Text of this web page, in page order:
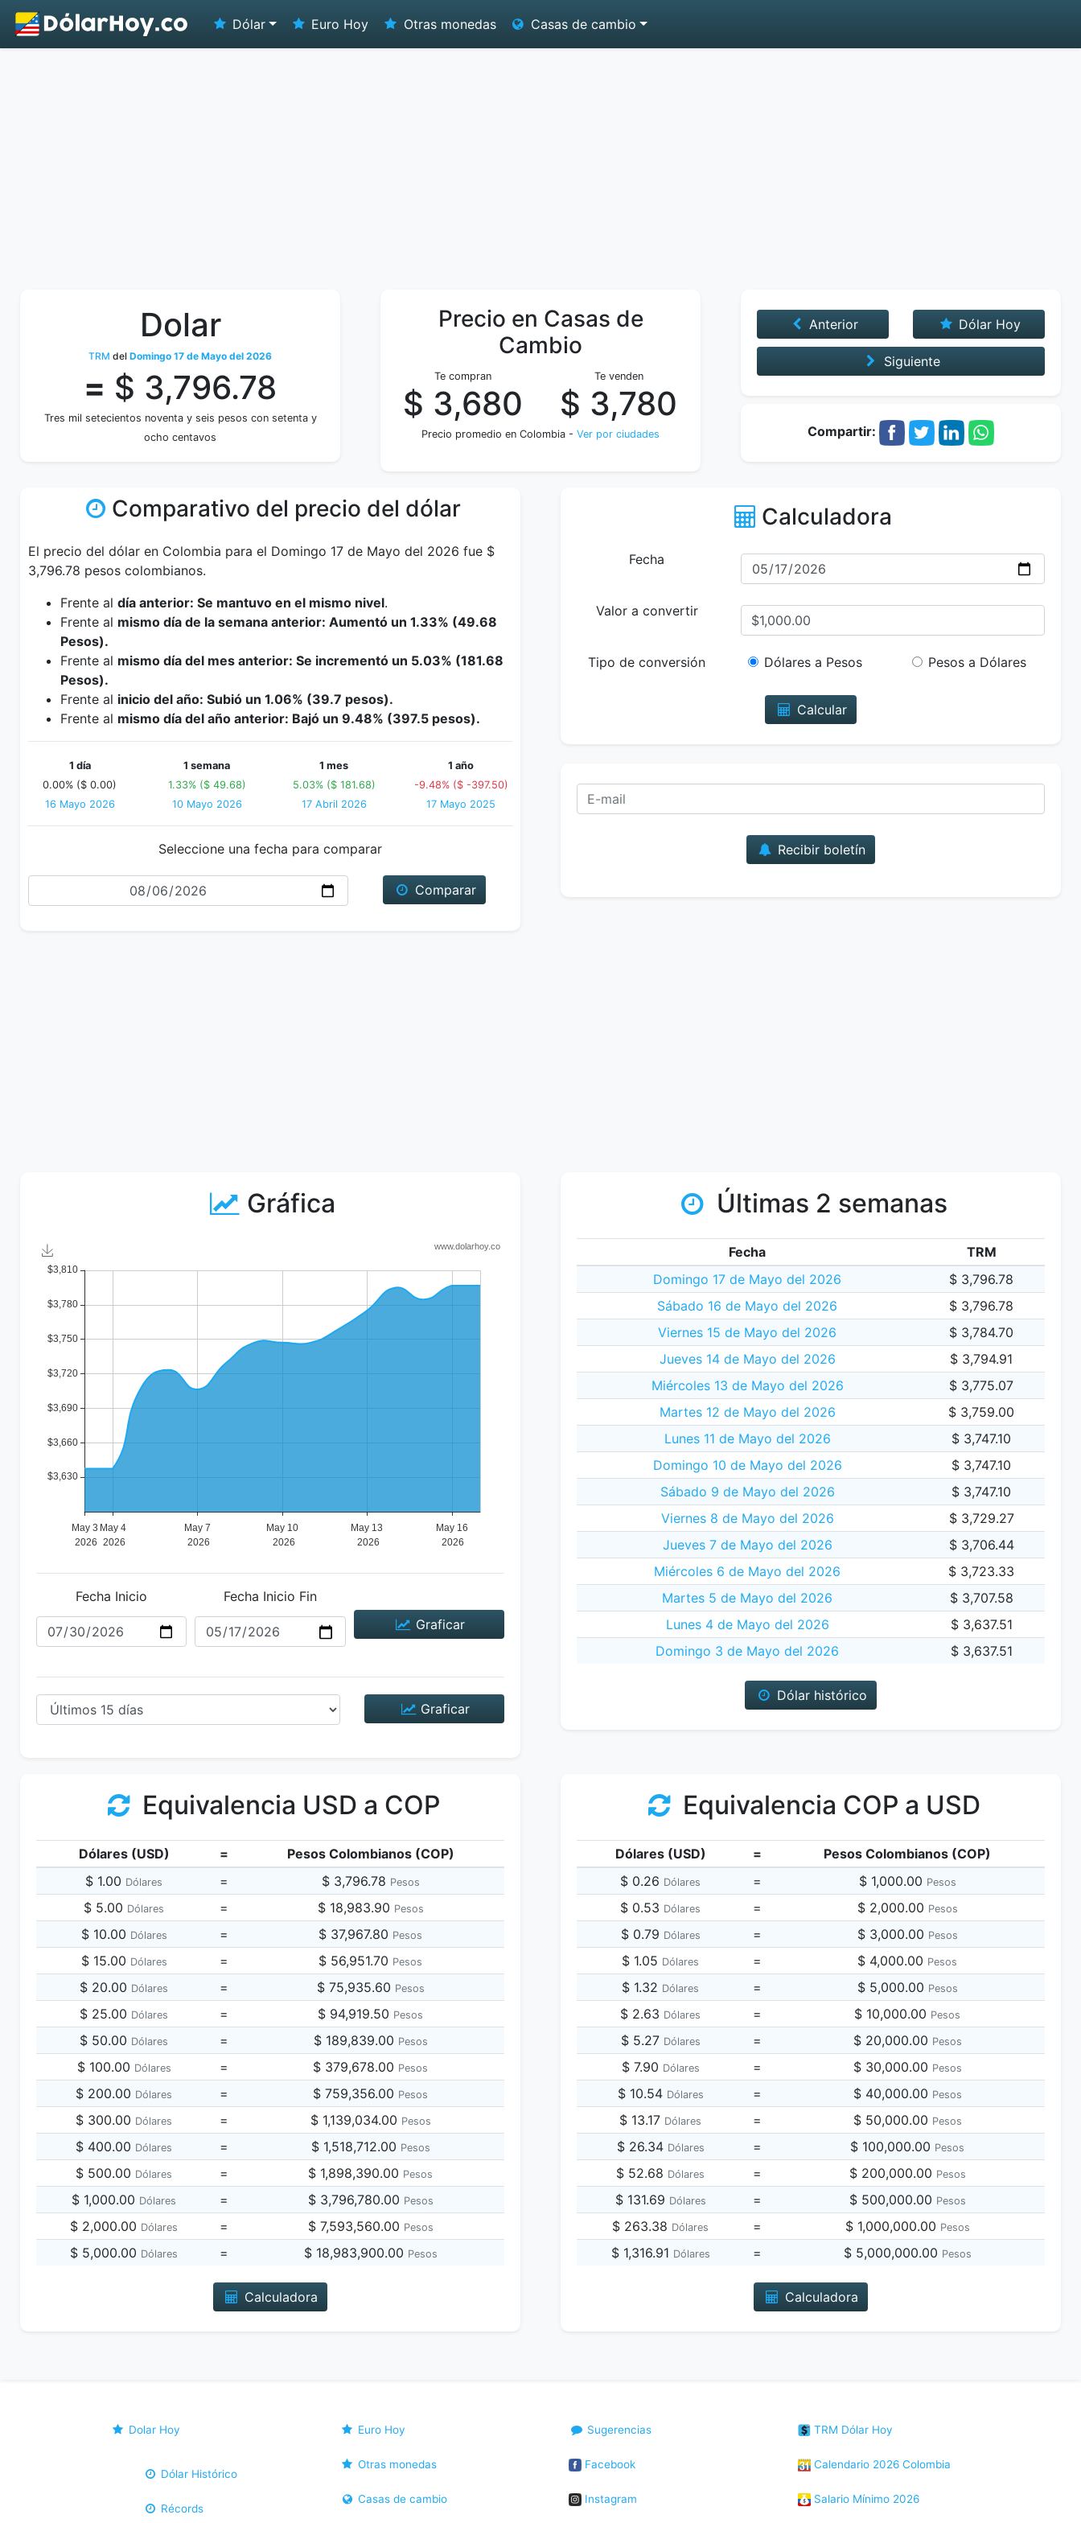
Dólar Euro Hoy Otras monedas Casas de cambio
Dolar
TRM del Domingo 17 de Mayo del 2026
= $ 3,796.78
Tres mil setecientos noventa y seis pesos con setenta y
ocho centavos
Precio en Casas de
Cambio
Te compran
$ 3,680
Te venden
$ 3,780
Precio promedio en Colombia - Ver por ciudades
Anterior Dólar Hoy
Siguiente
Compartir:
Comparativo del precio del dólar
El precio del dólar en Colombia para el Domingo 17 de Mayo del 2026 fue $
3,796.78 pesos colombianos.
Frente al día anterior: Se mantuvo en el mismo nivel.
Frente al mismo día de la semana anterior: Aumentó un 1.33% (49.68
Pesos).
Frente al mismo día del mes anterior: Se incrementó un 5.03% (181.68
Pesos).
Frente al inicio del año: Subió un 1.06% (39.7 pesos).
Frente al mismo día del año anterior: Bajó un 9.48% (397.5 pesos).
1 día
0.00% ($ 0.00)
16 Mayo 2026
1 semana
1.33% ($ 49.68)
10 Mayo 2026
1 mes
5.03% ($ 181.68)
17 Abril 2026
1 año
-9.48% ($ -397.50)
17 Mayo 2025
Seleccione una fecha para comparar
Fecha
Comparar
Calculadora
Fecha
Valor a convertir
Tipo de conversión Dólares a Pesos Pesos a Dólares
Calcular
Recibir boletín
Gráfica
Fecha Inicio
Fecha Inicio Fin
Graficar
Graficar
Últimas 2 semanas
Fecha
TRM
Domingo 17 de Mayo del 2026
$ 3,796.78
Sábado 16 de Mayo del 2026
$ 3,796.78
Viernes 15 de Mayo del 2026
$ 3,784.70
Jueves 14 de Mayo del 2026
$ 3,794.91
Miércoles 13 de Mayo del 2026
$ 3,775.07
Martes 12 de Mayo del 2026
$ 3,759.00
Lunes 11 de Mayo del 2026
$ 3,747.10
Domingo 10 de Mayo del 2026
$ 3,747.10
Sábado 9 de Mayo del 2026
$ 3,747.10
Viernes 8 de Mayo del 2026
$ 3,729.27
Jueves 7 de Mayo del 2026
$ 3,706.44
Miércoles 6 de Mayo del 2026
$ 3,723.33
Martes 5 de Mayo del 2026
$ 3,707.58
Lunes 4 de Mayo del 2026
$ 3,637.51
Domingo 3 de Mayo del 2026
$ 3,637.51
Dólar histórico
Equivalencia USD a COP
Dólares (USD) =
Pesos Colombianos (COP)
$ 1.00 Dólares = $ 3,796.78 Pesos
$ 5.00 Dólares = $ 18,983.90 Pesos
$ 10.00 Dólares = $ 37,967.80 Pesos
$ 15.00 Dólares = $ 56,951.70 Pesos
$ 20.00 Dólares = $ 75,935.60 Pesos
$ 25.00 Dólares = $ 94,919.50 Pesos
$ 50.00 Dólares = $ 189,839.00 Pesos
$ 100.00 Dólares = $ 379,678.00 Pesos
$ 200.00 Dólares = $ 759,356.00 Pesos
$ 300.00 Dólares = $ 1,139,034.00 Pesos
$ 400.00 Dólares = $ 1,518,712.00 Pesos
$ 500.00 Dólares = $ 1,898,390.00 Pesos
$ 1,000.00 Dólares = $ 3,796,780.00 Pesos
$ 2,000.00 Dólares = $ 7,593,560.00 Pesos
$ 5,000.00 Dólares = $ 18,983,900.00 Pesos
Calculadora
Equivalencia COP a USD
Dólares (USD) =
Pesos Colombianos (COP)
$ 0.26 Dólares = $ 1,000.00 Pesos
$ 0.53 Dólares = $ 2,000.00 Pesos
$ 0.79 Dólares = $ 3,000.00 Pesos
$ 1.05 Dólares = $ 4,000.00 Pesos
$ 1.32 Dólares = $ 5,000.00 Pesos
$ 2.63 Dólares = $ 10,000.00 Pesos
$ 5.27 Dólares = $ 20,000.00 Pesos
$ 7.90 Dólares = $ 30,000.00 Pesos
$ 10.54 Dólares = $ 40,000.00 Pesos
$ 13.17 Dólares = $ 50,000.00 Pesos
$ 26.34 Dólares = $ 100,000.00 Pesos
$ 52.68 Dólares = $ 200,000.00 Pesos
$ 131.69 Dólares = $ 500,000.00 Pesos
$ 263.38 Dólares = $ 1,000,000.00 Pesos
$ 1,316.91 Dólares = $ 5,000,000.00 Pesos
Calculadora
Dolar Hoy
Dólar Histórico
Récords
Euro Hoy
Otras monedas
Casas de cambio
Sugerencias
Facebook
Instagram
TRM Dólar Hoy
Calendario 2026 Colombia
Salario Mínimo 2026